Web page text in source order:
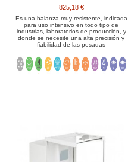
825,18 €
Es una balanza muy resistente, indicada
para uso intensivo en todo tipo de
industrias, laboratorios de producción, y
donde se necesite una alta precisión y
fiabilidad de las pesadas